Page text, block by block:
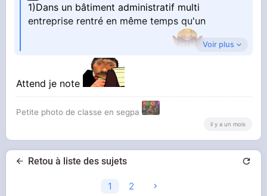
1)Dans un bâtiment administratif multi
entreprise rentré en même temps qu'un
employé qui passe son badge
2) attendre au tout dernier étage où dans un
coin isolé que tout le monde quitte le bâtiment
3) sortir son sac de couchage.
acces libre ça fait aussi un point d'eau pour se
Voir plus
Attend je note
Petite photo de classe en segpa
il y a un mois
Retou à liste des sujets
1 2